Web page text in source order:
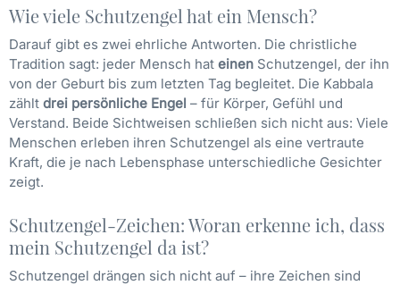
Wie viele Schutzengel hat ein Mensch?
Darauf gibt es zwei ehrliche Antworten. Die christliche
Tradition sagt: jeder Mensch hat einen Schutzengel, der ihn
von der Geburt bis zum letzten Tag begleitet. Die Kabbala
zählt drei persönliche Engel – für Körper, Gefühl und
Verstand. Beide Sichtweisen schließen sich nicht aus: Viele
Menschen erleben ihren Schutzengel als eine vertraute
Kraft, die je nach Lebensphase unterschiedliche Gesichter
zeigt.
Schutzengel-Zeichen: Woran erkenne ich, dass
mein Schutzengel da ist?
Schutzengel drängen sich nicht auf – ihre Zeichen sind